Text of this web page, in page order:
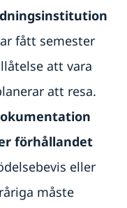
fått semester
att vara
att resa.
förhållandet
eller
måste